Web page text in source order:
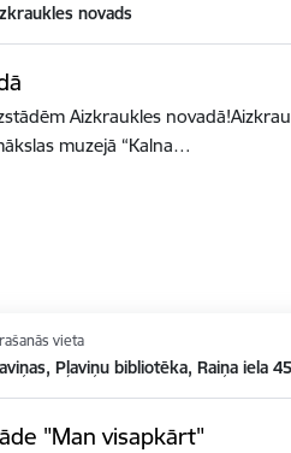
novads
Aizkraukles
muzejā “Kalna…
vieta
Pļaviņu bibliotēka, Raiņa iela 45
"Man visapkārt"